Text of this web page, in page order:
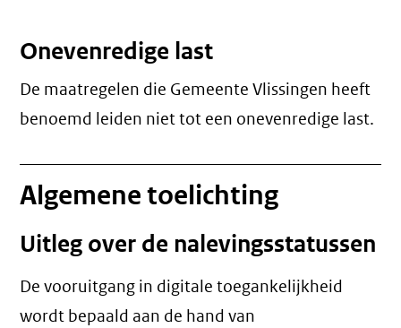
Onevenredige last
De maatregelen die Gemeente Vlissingen heeft
benoemd leiden niet tot een onevenredige last.
Algemene toelichting
Uitleg over de nalevingsstatussen
De vooruitgang in digitale toegankelijkheid
wordt bepaald aan de hand van